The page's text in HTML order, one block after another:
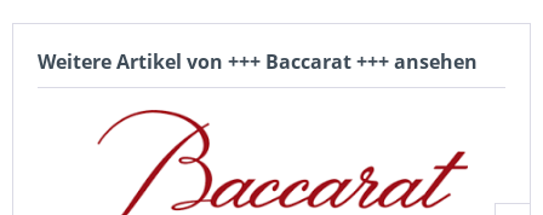
Weitere Artikel von +++ Baccarat +++ ansehen